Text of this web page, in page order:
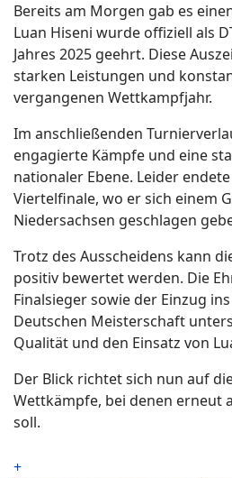
Bereits am Morgen gab es
Luan Hiseni wurde offiziell als
Jahres 2025 geehrt. Diese
starken Leistungen und
vergangenen Wettkampfjahr.
Im anschließenden
engagierte Kämpfe und eine
nationaler Ebene. Leider
Viertelfinale, wo er sich einem
Niedersachsen geschlagen
Trotz des Ausscheidens kann
positiv bewertet werden. Die
Finalsieger sowie der Einzug
Deutschen Meisterschaft
Qualität und den Einsatz von
Der Blick richtet sich nun auf
Wettkämpfe, bei denen erneut
soll.
+